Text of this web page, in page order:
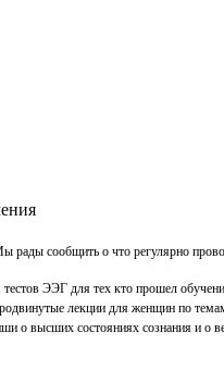
сообщить о что регулярно
тестов ЭЭГ для тех кто прошел
лекции для женщин по
о высших состояниях сознания и о